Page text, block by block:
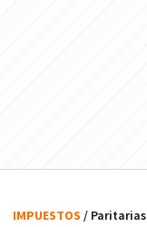
IMPUESTOS / Paritarias